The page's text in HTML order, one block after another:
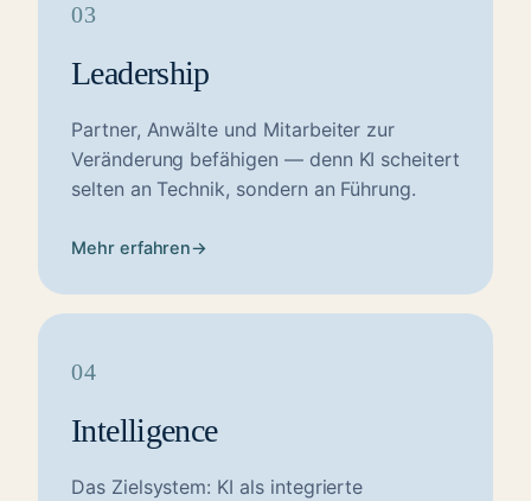
03
Leadership
Partner, Anwälte und Mitarbeiter zur
Veränderung befähigen — denn KI scheitert
selten an Technik, sondern an Führung.
Mehr erfahren→
04
Intelligence
Das Zielsystem: KI als integrierte